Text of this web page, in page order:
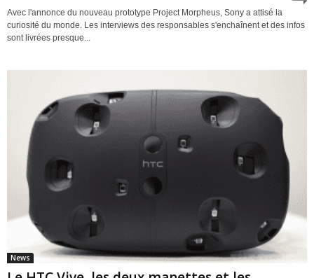
Avec l'annonce du nouveau prototype Project Morpheus, Sony a attisé la
curiosité du monde. Les interviews des responsables s'enchaînent et des infos
sont livrées presque...
News